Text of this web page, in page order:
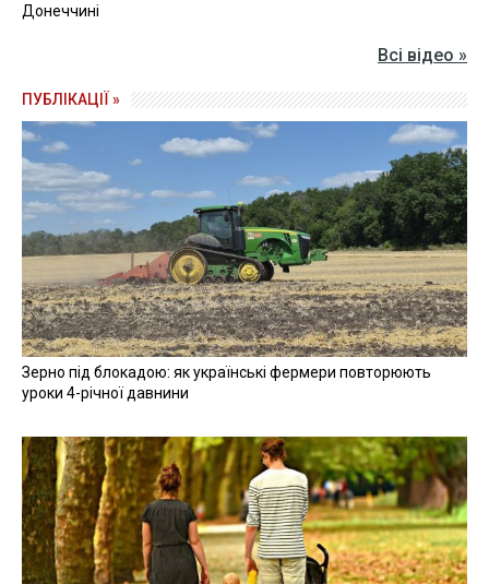
Донеччині
Всі відео »
ПУБЛІКАЦІЇ »
Зерно під блокадою: як українські фермери повторюють
уроки 4-річної давнини